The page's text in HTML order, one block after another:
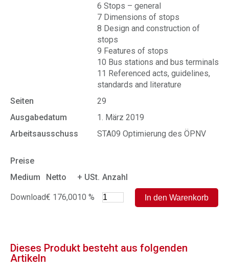
6 Stops – general
7 Dimensions of stops
8 Design and construction of
stops
9 Features of stops
10 Bus stations and bus terminals
11 Referenced acts, guidelines,
standards and literature
Seiten
29
Ausgabedatum
1. März 2019
Arbeitsausschuss
STA09 Optimierung des ÖPNV
Preise
Medium
Netto + USt. Anzahl
Download€ 176,0010 %
Dieses Produkt besteht aus folgenden
Artikeln